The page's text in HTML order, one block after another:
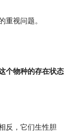
重视问题。
个物种的存在状态
反，它们生性胆